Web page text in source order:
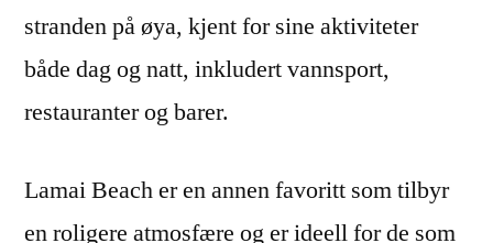
stranden på øya, kjent for sine aktiviteter
både dag og natt, inkludert vannsport,
restauranter og barer.
Lamai Beach er en annen favoritt som tilbyr
en roligere atmosfære og er ideell for de som